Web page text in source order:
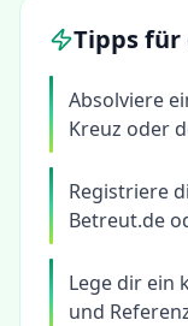
Tipps für
Absolviere
Kreuz oder
Registriere
Betreut.de
Lege dir ein
und